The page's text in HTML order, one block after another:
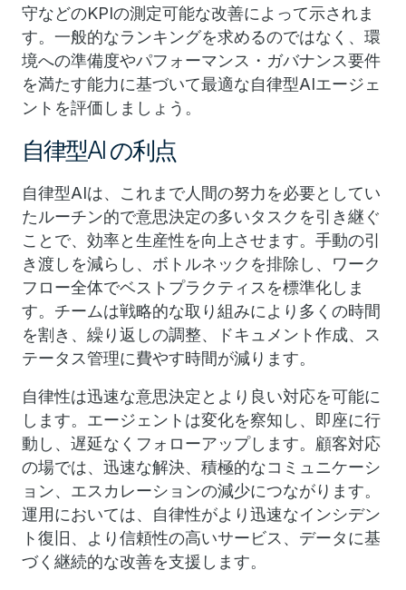
守などのKPIの測定可能な改善によって示されま
す。一般的なランキングを求めるのではなく、環
境への準備度やパフォーマンス・ガバナンス要件
を満たす能力に基づいて最適な自律型AIエージェ
ントを評価しましょう。
自律型AI の利点
自律型AIは、これまで人間の努力を必要としてい
たルーチン的で意思決定の多いタスクを引き継ぐ
ことで、効率と生産性を向上させます。手動の引
き渡しを減らし、ボトルネックを排除し、ワーク
フロー全体でベストプラクティスを標準化しま
す。チームは戦略的な取り組みにより多くの時間
を割き、繰り返しの調整、ドキュメント作成、ス
テータス管理に費やす時間が減ります。
自律性は迅速な意思決定とより良い対応を可能に
します。エージェントは変化を察知し、即座に行
動し、遅延なくフォローアップします。顧客対応
の場では、迅速な解決、積極的なコミュニケーシ
ョン、エスカレーションの減少につながります。
運用においては、自律性がより迅速なインシデン
ト復旧、より信頼性の高いサービス、データに基
づく継続的な改善を支援します。